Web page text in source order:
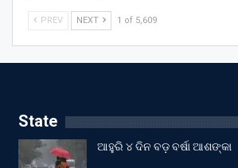
PREV NEXT 1 of 5,609
State
ଆହୁରି ୪ ଦିନ ବଡ଼ ବର୍ଷା ଆଶଙ୍କା